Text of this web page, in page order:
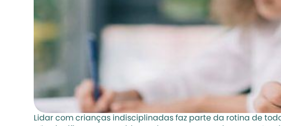
Lidar com crianças indisciplinadas faz parte da rotina de